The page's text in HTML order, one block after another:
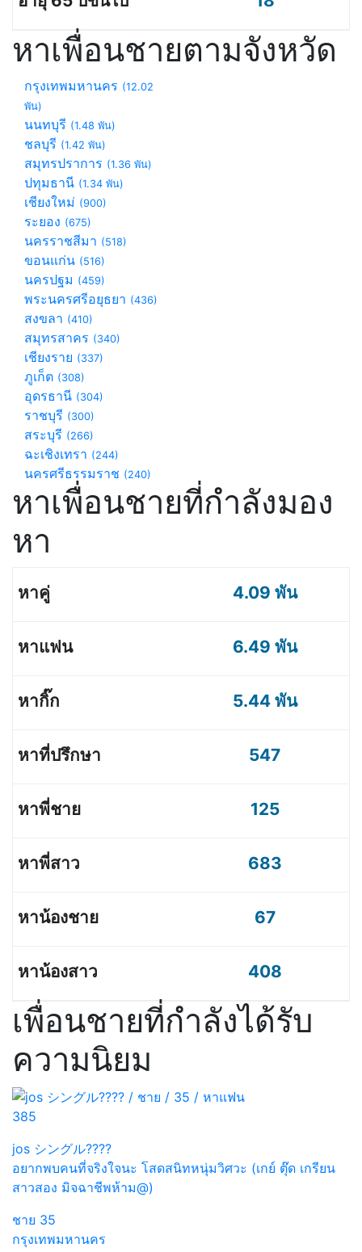
หาเพื่อนชายตามจังหวัด
กรุงเทพมหานคร (12.02
พัน)
นนทบุรี (1.48 พัน)
ชลบุรี (1.42 พัน)
สมุทรปราการ (1.36 พัน)
ปทุมธานี (1.34 พัน)
เชียงใหม่ (900)
ระยอง (675)
นครราชสีมา (518)
ขอนแก่น (516)
นครปฐม (459)
พระนครศรีอยุธยา (436)
สงขลา (410)
สมุทรสาคร (340)
เชียงราย (337)
ภูเก็ต (308)
อุดรธานี (304)
ราชบุรี (300)
สระบุรี (266)
ฉะเชิงเทรา (244)
นครศรีธรรมราช (240)
หาเพื่อนชายที่กำลังมอง
หา
4.09 พัน
6.49 พัน
5.44 พัน
547
125
683
67
408
เพื่อนชายที่กำลังได้รับ
ความนิยม
385
jos シングル????
อยากพบคนที่จริงใจนะ โสดสนิทหนุ่มวิศวะ (เกย์ ตุ๊ด เกรียน
สาวสอง มิจฉาชีพห้าม@)
ชาย 35
กรุงเทพมหานคร